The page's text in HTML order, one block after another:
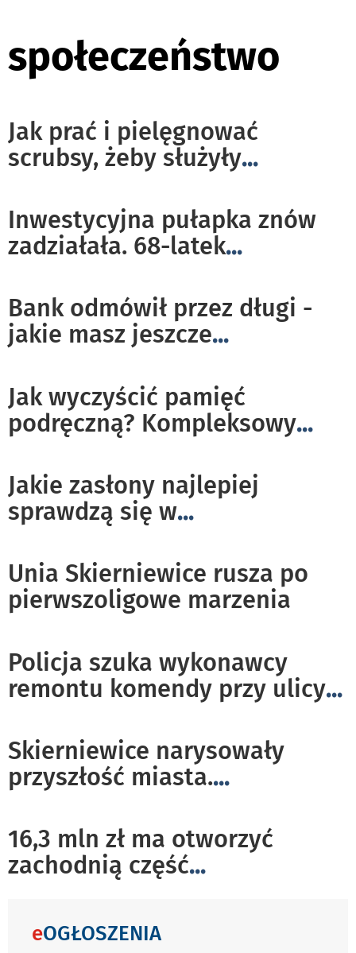
społeczeństwo
Jak prać i pielęgnować
scrubsy, żeby służyły...
Inwestycyjna pułapka znów
zadziałała. 68-latek...
Bank odmówił przez długi -
jakie masz jeszcze...
Jak wyczyścić pamięć
podręczną? Kompleksowy...
Jakie zasłony najlepiej
sprawdzą się w...
Unia Skierniewice rusza po
pierwszoligowe marzenia
Policja szuka wykonawcy
remontu komendy przy ulicy...
Skierniewice narysowały
przyszłość miasta....
16,3 mln zł ma otworzyć
zachodnią część...
eOGŁOSZENIA